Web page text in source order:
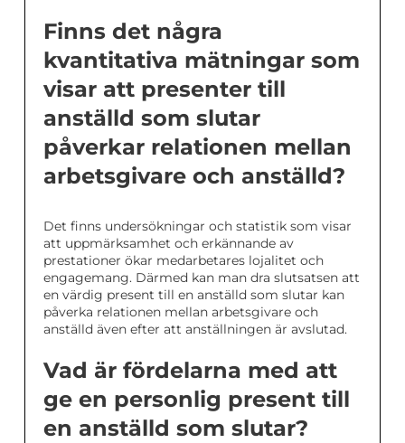
Finns det några
kvantitativa mätningar som
visar att presenter till
anställd som slutar
påverkar relationen mellan
arbetsgivare och anställd?
Det finns undersökningar och statistik som visar
att uppmärksamhet och erkännande av
prestationer ökar medarbetares lojalitet och
engagemang. Därmed kan man dra slutsatsen att
en värdig present till en anställd som slutar kan
påverka relationen mellan arbetsgivare och
anställd även efter att anställningen är avslutad.
Vad är fördelarna med att
ge en personlig present till
en anställd som slutar?